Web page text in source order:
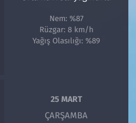
Nem: %87
Rüzgar: 8 km/h
Yağış Olasılığı: %89
25 MART
ÇARŞAMBA